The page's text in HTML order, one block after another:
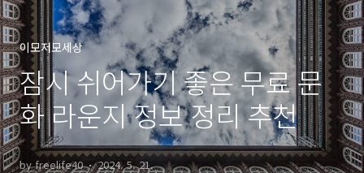
이모저모세상
잠시 쉬어가기 좋은 무료 문
화 라운지 정보 정리 추천
by freelife40 2024. 5. 21.